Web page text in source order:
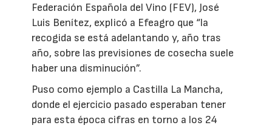
Federación Española del Vino (FEV), José
Luis Benítez, explicó a Efeagro que “la
recogida se está adelantando y, año tras
año, sobre las previsiones de cosecha suele
haber una disminución”.
Puso como ejemplo a Castilla La Mancha,
donde el ejercicio pasado esperaban tener
para esta época cifras en torno a los 24